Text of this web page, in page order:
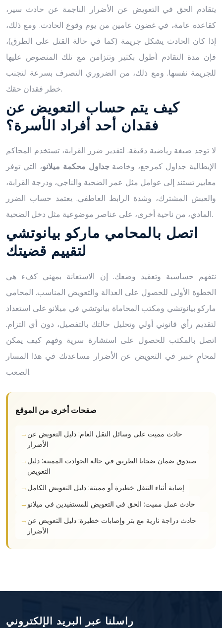
يتقادم الحق في التعويض عن الأضرار الناجمة عن حادث سير،
كقاعدة عامة، في غضون عامين من يوم وقوع الحادث. ومع ذلك،
إذا كان الحادث يشكل جريمة (كما في حالة القتل على الطرق)،
فإن مدة التقادم أطول بكثير وتتزامن مع تلك المنصوص عليها
للجريمة نفسها. ومع ذلك، من الضروري التصرف بسرعة لتجنب
خطر فقدان حقك.
كيف يتم حساب التعويض عن
فقدان أحد أفراد الأسرة؟
لا توجد صيغة رياضية دقيقة. لتقدير ضرر القرابة، تستخدم المحاكم
الإيطالية جداول كمرجع، وخاصةجداول محكمة ميلانو، التي توفر
معايير تستند إلى عوامل مثل عمر الضحية والناجي، ودرجة القرابة،
والعيش المشترك، وشدة الرابط العاطفي. يعتمد حساب الضرر
المادي، من ناحية أخرى، على عناصر موضوعية مثل دخل الضحية.
اتصل بالمحامي ماركو بيانوتشي
لتقييم قضيتك
نتفهم حساسية وتعقيد وضعك. إن الاستعانة بمهني كفء هي
الخطوة الأولى للحصول على العدالة والتعويض المناسب. المحامي
ماركو بيانوتشي ومكتب المحاماة بيانوتشي في ميلانو على استعداد
لتقديم رأي قانوني أولي وتحليل حالتك بالتفصيل، دون أي التزام.
اتصل بالمكتب للحصول على استشارة سرية وفهم كيف يمكن
لمحامٍ خبير في التعويض عن الأضرار مساعدتك في هذا المسار
الصعب.
صفحات أخرى من الموقع
حادث مميت على وسائل النقل العام: دليل التعويض عن
الأضرار
صندوق ضمان ضحايا الطريق في حالة الحوادث المميتة: دليل
التعويض
إصابة أثناء التنقل خطيرة أو مميتة: دليل التعويض الكامل
حادث عمل مميت: الحق في التعويض للمستفيدين في ميلانو
حادث دراجة نارية مع بتر وإصابات خطيرة: دليل التعويض عن
الأضرار
راسلنا عبر البريد الإلكتروني